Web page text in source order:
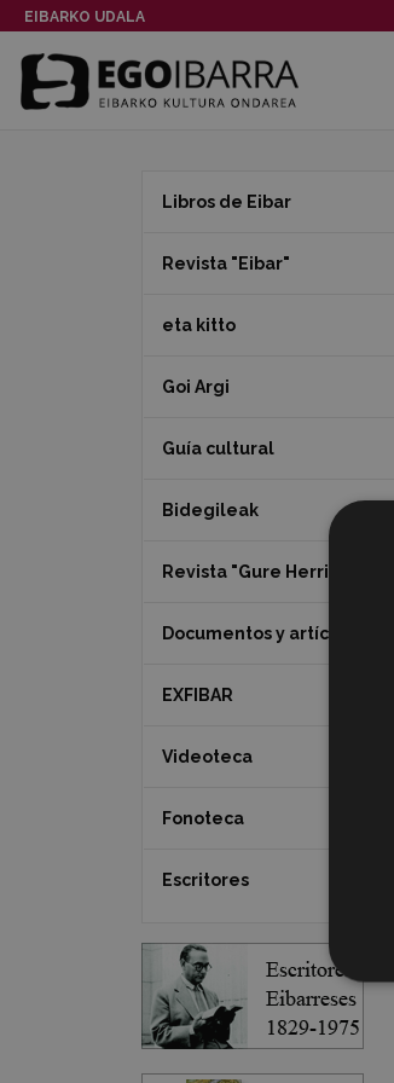
EIBARKO UDALA
Libros de Eibar
Revista "Eibar"
eta kitto
Goi Argi
Guía cultural
Bidegileak
Revista "Gure Herria"
Documentos y artículos
EXFIBAR
Videoteca
Fonoteca
Escritores